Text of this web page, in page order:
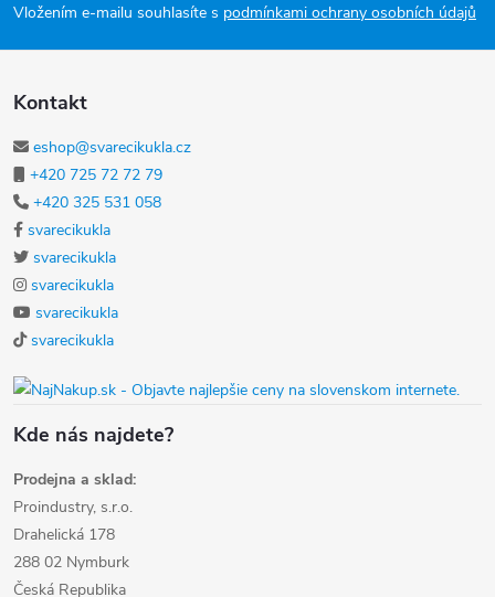
Vložením e-mailu souhlasíte s podmínkami ochrany osobních údajů
Kontakt
eshop@svarecikukla.cz
+420 725 72 72 79
+420 325 531 058
svarecikukla
svarecikukla
svarecikukla
svarecikukla
svarecikukla
Kde nás najdete?
Prodejna a sklad:
Proindustry, s.r.o.
Drahelická 178
288 02 Nymburk
Česká Republika